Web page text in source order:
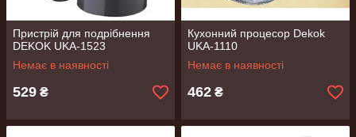
Пристрій для подрібнення
DEKOK UKA-1523
Немає в наявності
529 ₴
Кухонний процесор Dekok
UKA-1110
Немає в наявності
462 ₴